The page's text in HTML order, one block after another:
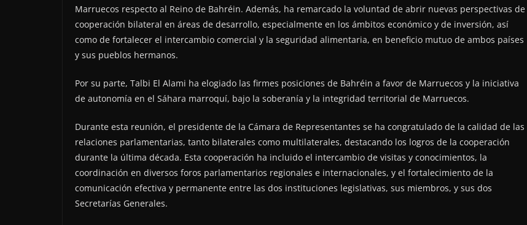
Marruecos respecto al Reino de Bahréin. Además, ha remarcado la voluntad de abrir nuevas perspectivas de
cooperación bilateral en áreas de desarrollo, especialmente en los ámbitos económico y de inversión, así
como de fortalecer el intercambio comercial y la seguridad alimentaria, en beneficio mutuo de ambos países
y sus pueblos hermanos.
Por su parte, Talbi El Alami ha elogiado las firmes posiciones de Bahréin a favor de Marruecos y la iniciativa
de autonomía en el Sáhara marroquí, bajo la soberanía y la integridad territorial de Marruecos.
Durante esta reunión, el presidente de la Cámara de Representantes se ha congratulado de la calidad de las
relaciones parlamentarias, tanto bilaterales como multilaterales, destacando los logros de la cooperación
durante la última década. Esta cooperación ha incluido el intercambio de visitas y conocimientos, la
coordinación en diversos foros parlamentarios regionales e internacionales, y el fortalecimiento de la
comunicación efectiva y permanente entre las dos instituciones legislativas, sus miembros, y sus dos
Secretarías Generales.